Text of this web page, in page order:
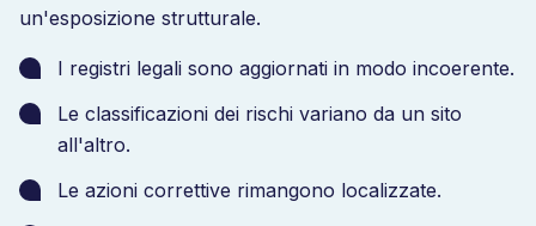
un'esposizione strutturale.
I registri legali sono aggiornati in modo incoerente.
Le classificazioni dei rischi variano da un sito
all'altro.
Le azioni correttive rimangono localizzate.